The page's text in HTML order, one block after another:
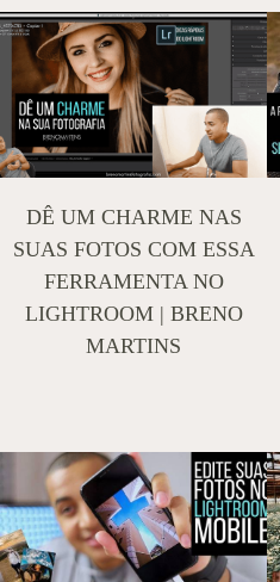
DÊ UM CHARME NAS
SUAS FOTOS COM ESSA
FERRAMENTA NO
LIGHTROOM | BRENO
MARTINS